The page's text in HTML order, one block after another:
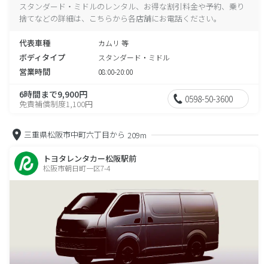
スタンダード・ミドルのレンタル、お得な割引料金や予約、乗り
捨てなどの詳細は、こちらから各店舗にお電話ください。
代表車種 カムリ 等
ボディタイプ スタンダード・ミドル
営業時間 08:00-20:00
6時間まで9,900円
免責補償制度1,100円 0598-50-3600
三重県松阪市中町六丁目から 209m
トヨタレンタカー松阪駅前
松阪市朝日町一区7-4